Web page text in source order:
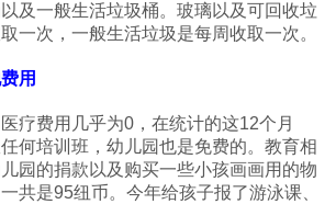
及一般生活垃圾桶。玻璃以及可回收垃
一次，一般生活垃圾是每周收取一次。
用
疗费用几乎为0，在统计的这12个月
何培训班，幼儿园也是免费的。教育相
园的捐款以及购买一些小孩画画用的物
共是95纽币。今年给孩子报了游泳课、